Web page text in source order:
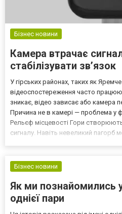
Бізнес новини
Камера втрачає
стабілізувати зв’язок
У гірських районах, таких як
відеоспостереження часто
зникає, відео зависає або камера
Причина не в камері — проблема у
Рельєф місцевості Гори
сигналу. Навіть невеликий пагорб
Бізнес новини
Як ми познайомились у
однієї пари